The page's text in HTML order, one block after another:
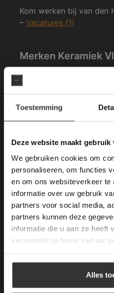
Toestemming
Deze website maakt gebruik
We gebruiken cookies om
personaliseren, om functies
en om ons websiteverkeer
informatie over uw gebruik
partners voor social media,
partners kunnen deze
informatie die u aan ze heeft
verzameld op basis van uw
Alles
Kom werken bij van den
– Vacatures (1)
Merken Keramiek
Merken Keramiek
Merken Glasmozaïek
Meeste Gezochte
Deze
gebruik
This Cookie Banner
longer working.
Deze website
gebruikerservaring
gebruik te maken van
toestemming
overeenstemming met
ALLES
ALLES
DETAILS